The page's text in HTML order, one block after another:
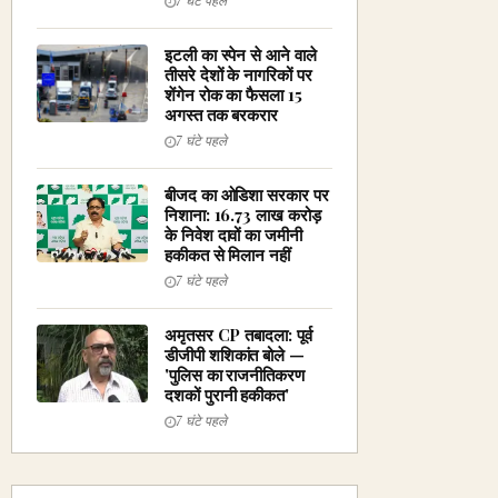
इटली का स्पेन से आने वाले
तीसरे देशों के नागरिकों पर
शेंगेन रोक का फैसला 15
अगस्त तक बरकरार
7 घंटे पहले
बीजद का ओडिशा सरकार पर
निशाना: ₹16.73 लाख करोड़
के निवेश दावों का जमीनी
हकीकत से मिलान नहीं
7 घंटे पहले
अमृतसर CP तबादला: पूर्व
डीजीपी शशिकांत बोले —
'पुलिस का राजनीतिकरण
दशकों पुरानी हकीकत'
7 घंटे पहले